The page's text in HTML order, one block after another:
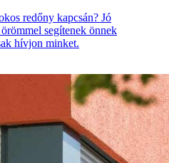
redőny kapcsán? Jó
segítenek önnek
hívjon minket.